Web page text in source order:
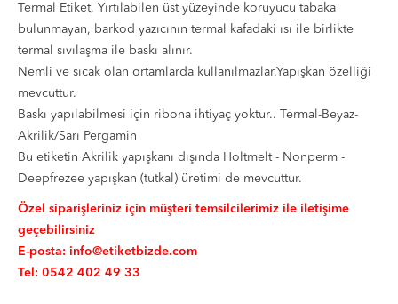
Termal Etiket, Yırtılabilen üst yüzeyinde koruyucu tabaka
bulunmayan, barkod yazıcının termal kafadaki ısı ile birlikte
termal sıvılaşma ile baskı alınır.
Nemli ve sıcak olan ortamlarda kullanılmazlar.Yapışkan özelliği
mevcuttur.
Baskı yapılabilmesi için ribona ihtiyaç yoktur.. Termal-Beyaz-
Akrilik/Sarı Pergamin
Bu etiketin Akrilik yapışkanı dışında Holtmelt - Nonperm -
Deepfrezee yapışkan (tutkal) üretimi de mevcuttur.
Özel siparişleriniz için müşteri temsilcilerimiz ile iletişime
geçebilirsiniz
E-posta: info@etiketbizde.com
Tel: 0542 402 49 33